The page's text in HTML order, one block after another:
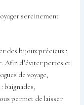
sereinement
des bijoux précieux :
Afin d’éviter pertes et
de voyage,
baignades,
permet de laisser